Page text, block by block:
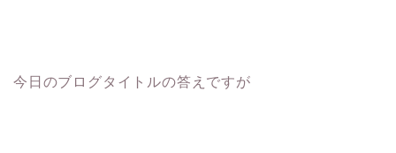
今日のブログタイトルの答えですが